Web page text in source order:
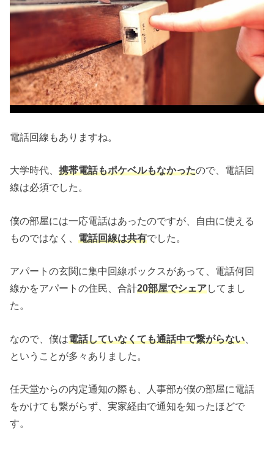
電話回線もありますね。
大学時代、携帯電話もポケベルもなかったので、電話回
線は必須でした。
僕の部屋には一応電話はあったのですが、自由に使える
ものではなく、電話回線は共有でした。
アパートの玄関に集中回線ボックスがあって、電話何回
線かをアパートの住民、合計20部屋でシェアしてまし
た。
なので、僕は電話していなくても通話中で繋がらない
ということが多々ありました。
任天堂からの内定通知の際も、人事部が僕の部屋に電話
をかけても繋がらず、実家経由で通知を知ったほどで
す。